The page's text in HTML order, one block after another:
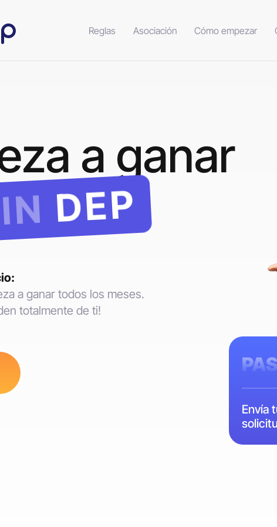
Reglas Asociación Cómo empezar
a ganar
IN DEP
a ganar todos los meses.
totalmente de ti!
Envía